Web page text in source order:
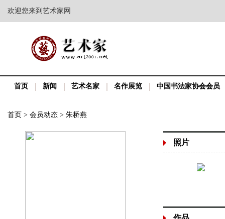
欢迎您来到艺术家网
首页 新闻 艺术名家 名作展览 中国书法家协会会员
首页 > 会员动态 > 朱桥燕
照片